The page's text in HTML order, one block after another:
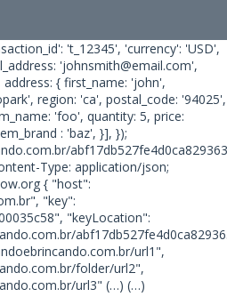
't_12345', 'currency': 'USD',
'johnsmith@email.com',
{ first_name: 'john',
region: 'ca', postal_code: '94025',
'foo', quantity: 5, price:
: 'baz', }], });
Type: application/json;
{ "host":
"key":
"keyLocation":
url1",
folder/url2",
url3" (…) (…)